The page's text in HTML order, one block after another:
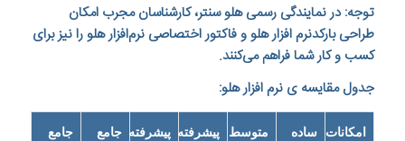
توجه: درنمایندگی رسمی هلو سنتر، کارشناسان مجرب امکان
طراحی بارکدنرم افزار هلو و فاکتوراختصاصی نرم‌افزار هلو را نیز برای
کسب و کار شما فراهم می‌کنند.
جدول مقایسه ی نرم افزار هلو:
امکانات ساده متوسط پیشرفته پیشرفته جامع
جامع